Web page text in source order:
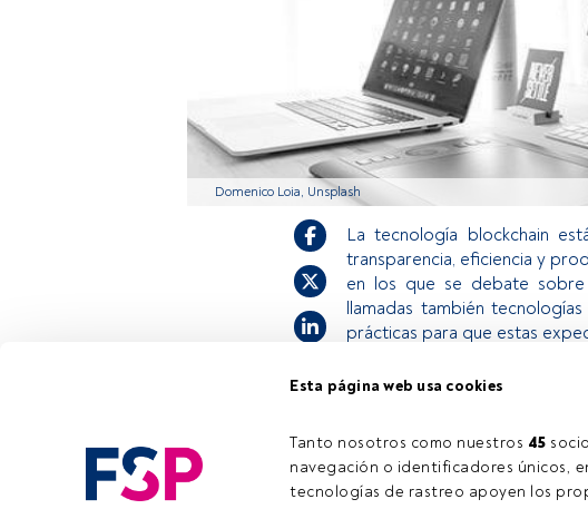
Esta página web usa cookies
Tanto nosotros como nuestros 45
navegación o identificadores únicos,
tecnologías de rastreo apoyen los
Domenico Loia, Unsplash
4 min.
La tecnología blockchain
transparencia, eficiencia y
en los que se debate
llamadas también
prácticas para que estas
estás registrado, accede
invitamos a registrarte y